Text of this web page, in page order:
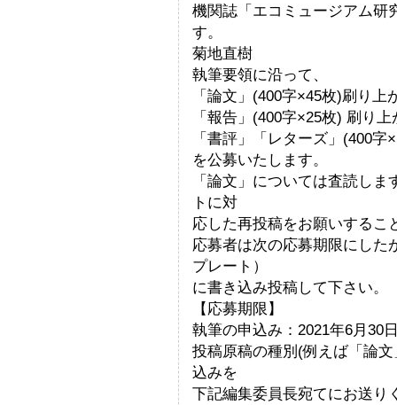
機関誌「エコミュージアム研
す。
菊地直樹
執筆要領に沿って、
「論文」(400字×45枚)刷り上
「報告」(400字×25枚) 刷り
「書評」「レターズ」(400
を公募いたします。
「論文」については査読し
トに対
応した再投稿をお願いするこ
応募者は次の応募期限にした
プレート）
に書き込み投稿して下さい。
【応募期限】
執筆の申込み：2021年6月30
投稿原稿の種別(例えば「論
込みを
下記編集委員長宛てにお送り